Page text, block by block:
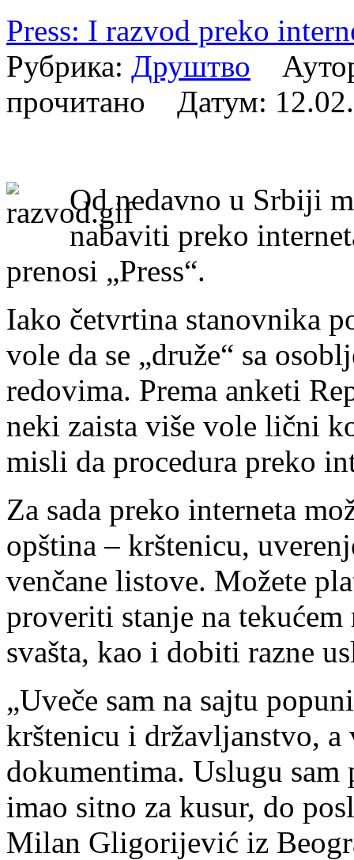
Press: I razvod preko
Рубрика: Друштво
прочитано Датум:
Od nedavno u Srbiji
nabaviti preko
prenosi „Press“.
Iako četvrtina stanovnika
vole da se „druže“ sa
redovima. Prema anketi
neki zaista više vole lični
misli da procedura preko
Za sada preko interneta
opština – krštenicu,
venčane listove. Možete
proveriti stanje na
svašta, kao i dobiti razne
„Uveče sam na sajtu
krštenicu i državljanstvo,
dokumentima. Uslugu sam
imao sitno za kusur, do
Milan Gligorijević iz